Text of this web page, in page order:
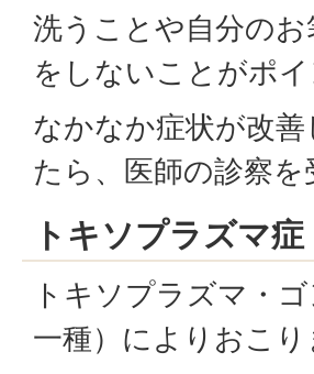
洗うことや自分の
をしないことがポイ
なかなか症状が改
たら、医師の診察
トキソプラズマ症
トキソプラズマ・
一種）によりおこり